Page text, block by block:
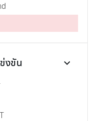
งขัน keyboard_arrow_down